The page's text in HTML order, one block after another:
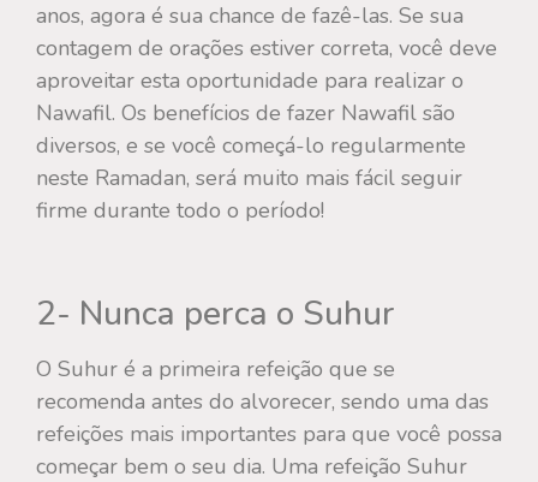
anos, agora é sua chance de fazê-las. Se sua
contagem de orações estiver correta, você deve
aproveitar esta oportunidade para realizar o
Nawafil. Os benefícios de fazer Nawafil são
diversos, e se você começá-lo regularmente
neste Ramadan, será muito mais fácil seguir
firme durante todo o período!
2- Nunca perca o Suhur
O Suhur é a primeira refeição que se
recomenda antes do alvorecer, sendo uma das
refeições mais importantes para que você possa
começar bem o seu dia. Uma refeição Suhur